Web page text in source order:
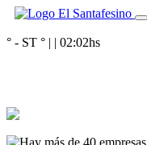
° - ST ° | | 02:02hs